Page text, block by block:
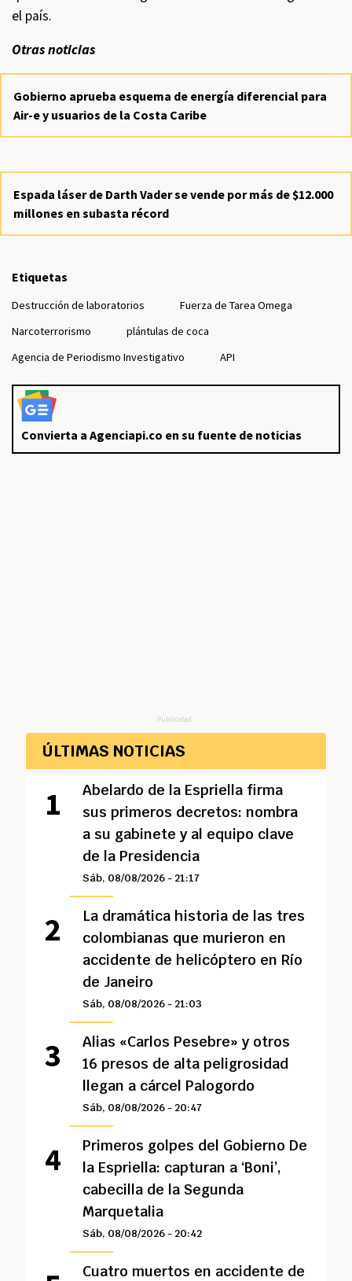
el país.
Otras noticias
Gobierno aprueba esquema de energía diferencial para
Air-e y usuarios de la Costa Caribe
Espada láser de Darth Vader se vende por más de $12.000
millones en subasta récord
Etiquetas
Destrucción de laboratorios
Fuerza de Tarea Omega
Narcoterrorismo
plántulas de coca
Agencia de Periodismo Investigativo
API
Convierta a Agenciapi.co en su fuente de noticias
Publicidad
ÚLTIMAS NOTICIAS
Abelardo de la Espriella firma
sus primeros decretos: nombra
a su gabinete y al equipo clave
de la Presidencia
Sáb, 08/08/2026 - 21:17
La dramática historia de las tres
colombianas que murieron en
accidente de helicóptero en Río
de Janeiro
Sáb, 08/08/2026 - 21:03
Alias «Carlos Pesebre» y otros
16 presos de alta peligrosidad
llegan a cárcel Palogordo
Sáb, 08/08/2026 - 20:47
Primeros golpes del Gobierno De
la Espriella: capturan a ‘Boni’,
cabecilla de la Segunda
Marquetalia
Sáb, 08/08/2026 - 20:42
Cuatro muertos en accidente de